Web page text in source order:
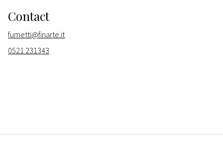
Contact
fumetti@finarte.it
0521 231343